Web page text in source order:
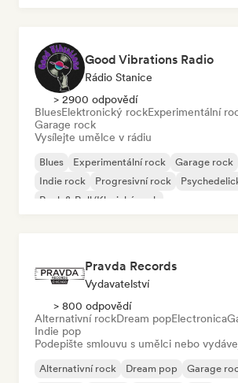
Good Vibrations Radio
Rádio Stanice
> 2900 odpovědí
BluesElektronický rockExperimentální
Garage rock
Vysílejte umělce v rádiu
Blues Experimentální rock Garage rock
Indie rock
Progresivní rock
Rock & Roll/Klasický rock
Pravda Records
Vydavatelství
> 800 odpovědí
Alternativní rockDream popElectronica
Indie pop
Podepište smlouvu s umělci nebo
Alternativní rock Dream pop Garage